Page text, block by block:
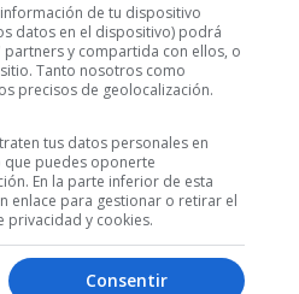
de tu dispositivo
datos en el dispositivo) podrá
y compartida con ellos, o
Tanto nosotros como
precisos de geolocalización.
tus datos personales en
puedes oponerte
En la parte inferior de esta
enlace para gestionar o retirar el
privacidad y cookies.
Consentir